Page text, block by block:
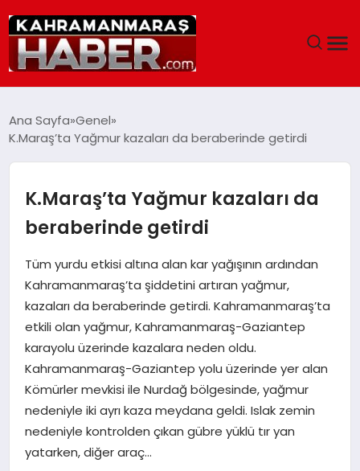
SIYASET
EĞITIM
EKONOMI
SAĞLIK
GENEL
SPOR
İLÇE HABERLERI
DÜNYA
Ana Sayfa Genel
K.Maraş’ta Yağmur kazaları da beraberinde getirdi
K.Maraş’ta Yağmur kazaları da
beraberinde getirdi
Tüm yurdu etkisi altına alan kar yağışının ardından
Kahramanmaraş’ta şiddetini artıran yağmur,
kazaları da beraberinde getirdi. Kahramanmaraş’ta
etkili olan yağmur, Kahramanmaraş-Gaziantep
karayolu üzerinde kazalara neden oldu.
Kahramanmaraş-Gaziantep yolu üzerinde yer alan
Kömürler mevkisi ile Nurdağ bölgesinde, yağmur
nedeniyle iki ayrı kaza meydana geldi. Islak zemin
nedeniyle kontrolden çıkan gübre yüklü tır yan
yatarken, diğer araç…